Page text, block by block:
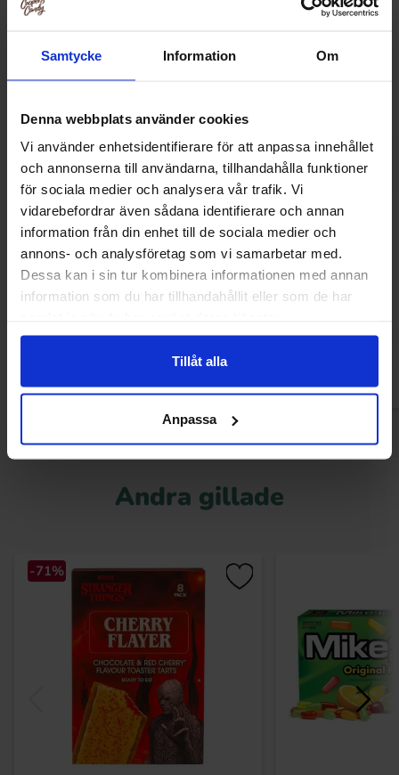
Samtycke Information Om
Denna webbplats använder cookies
Vi använder enhetsidentifierare för att anpassa innehållet
och annonserna till användarna, tillhandahålla funktioner
för sociala medier och analysera vår trafik. Vi
vidarebefordrar även sådana identifierare och annan
information från din enhet till de sociala medier och
annons- och analysföretag som vi samarbetar med.
Dessa kan i sin tur kombinera informationen med annan
information som du har tillhandahållit eller som de har
Tillåt alla
Anpassa
Arla Mjukglassmix 2L
149.91 kr
Swizzels
pack
Andra gillade
-71%